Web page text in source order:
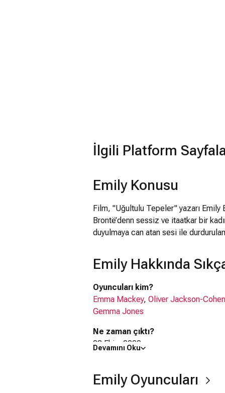
İlgili Platform
Emily Konusu
Film, "Uğultulu Tepeler" yazarı Emily
Brontë’denn sessiz ve itaatkar bir
duyulmaya can atan sesi ile
Emily Hakkında
Oyuncuları kim?
Emma Mackey, Oliver Jackson-Cohen
Gemma Jones
Ne zaman çıktı?
28 Ekim 2022
Emily filmi Avustralya,İngiltere 'de
Devamını Oku
Emily Oyuncuları